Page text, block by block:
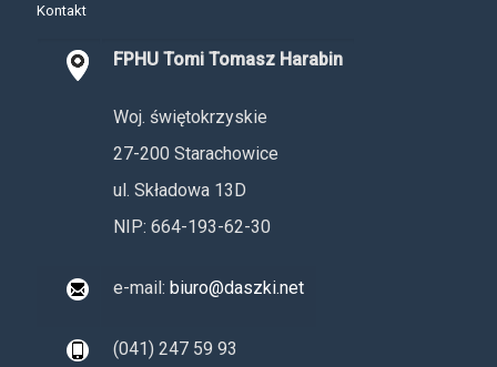
Kontakt
FPHU Tomi Tomasz Harabin
Woj. świętokrzyskie
27-200 Starachowice
ul. Składowa 13D
NIP: 664-193-62-30
e-mail: biuro@daszki.net
(041) 247 59 93